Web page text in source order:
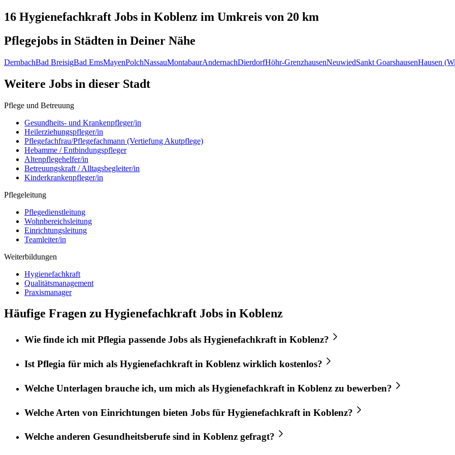
16 Hygienefachkraft Jobs in Koblenz im Umkreis von 20 km
Pflegejobs in Städten in Deiner Nähe
DernbachBad BreisigBad EmsMayenPolchNassauMontabaurAndernachDierdorfHöhr-GrenzhausenNeuwiedSankt GoarshausenHausen
Weitere Jobs in dieser Stadt
Pflege und Betreuung
Gesundheits- und Krankenpfleger/in
Heilerziehungspfleger/in
Pflegefachfrau/Pflegefachmann (Vertiefung Akutpflege)
Hebamme / Entbindungspfleger
Altenpflegehelfer/in
Betreuungskraft / Alltagsbegleiter/in
Kinderkrankenpfleger/in
Pflegeleitung
Pflegedienstleitung
Wohnbereichsleitung
Einrichtungsleitung
Teamleiter/in
Weiterbildungen
Hygienefachkraft
Qualitätsmanagement
Praxismanager
Häufige Fragen zu Hygienefachkraft Jobs in Koblenz
Wie finde ich mitPflegia passende Jobs als Hygienefachkraftin Koblenz?
Ist Pflegia für mich als Hygienefachkraft in Koblenz wirklich kostenlos?
Welche Unterlagen brauche ich, um mich als Hygienefachkraft in Koblenz zu bewerben?
Welche Arten von Einrichtungen bieten Jobs für Hygienefachkraft in Koblenz?
Welche anderen Gesundheitsberufe sind in Koblenz gefragt?